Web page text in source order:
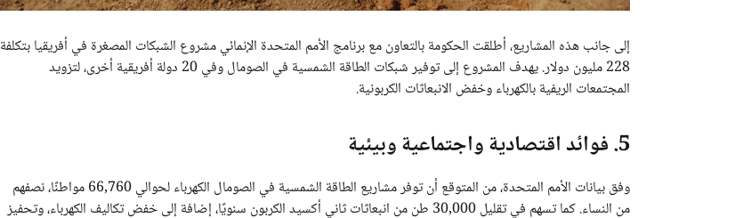
إلى جانب هذه المشاريع، أطلقت الحكومة بالتعاون مع برنامج الأمم المتحدة الإنمائي مشروع الشبكات المصغرة في أفريقيا بتكلفة
228 مليون دولار. يهدف المشروع إلى توفير شبكات الطاقة الشمسية في الصومال وفي 20 دولة أفريقية أخرى، لتزويد
المجتمعات الريفية بالكهرباء وخفض الانبعاثات الكربونية.
5. فوائد اقتصادية واجتماعية وبيئية
وفق بيانات الأمم المتحدة، من المتوقع أن توفر مشاريع الطاقة الشمسية في الصومال الكهرباء لحوالي 66,760 مواطنًا، نصفهم
من النساء. كما تسهم في تقليل 30,000 طن من انبعاثات ثاني أكسيد الكربون سنويًا، إضافة إلى خفض تكاليف الكهرباء، وتحفيز